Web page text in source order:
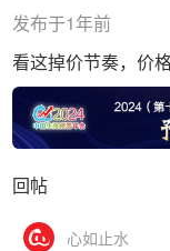
发布于1年前
看这掉价节奏，价
回帖
心如止水